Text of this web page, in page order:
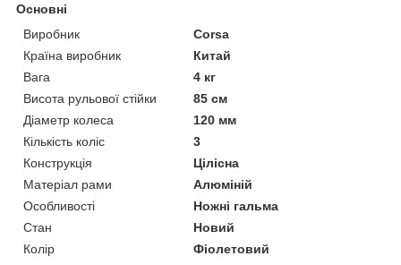
Основні
Виробник
Corsa
Країна виробник
Китай
Вага
4 кг
Висота рульової стійки
85 см
Діаметр колеса
120 мм
Кількість коліс
3
Конструкція
Цілісна
Матеріал рами
Алюміній
Особливості
Ножні гальма
Стан
Новий
Колір
Фіолетовий